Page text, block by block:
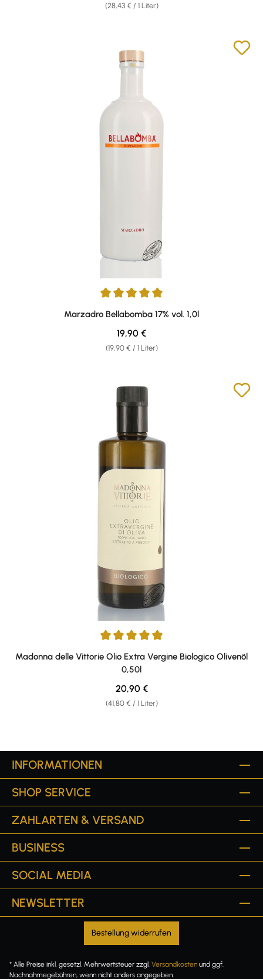
(28,43 € / 1 Liter)
Durchschnittliche Bewertung von 4.92 von 5 Sternen
Marzadro Bellabomba 17% vol. 1,0l
(19,90 € / 1 Liter)
Regulärer Preis:
19,90 €
Durchschnittliche Bewertung von 5 von 5 Sternen
Madonna delle Vittorie Olio Extra Vergine Biologico Olivenöl
0,50l
(41,80 € / 1 Liter)
Regulärer Preis:
20,90 €
INFORMATIONEN
SHOP SERVICE
ZAHLARTEN & VERSAND
BUSINESS
SOCIAL MEDIA
NEWSLETTER
Bestellung widerrufen
* Alle Preise inkl. gesetzl. Mehrwertsteuer zzgl. Versandkosten und ggf.
Nachnahmegebühren, wenn nicht anders angegeben.